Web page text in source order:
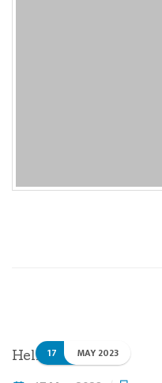
17 MAY 2023
Hello world!